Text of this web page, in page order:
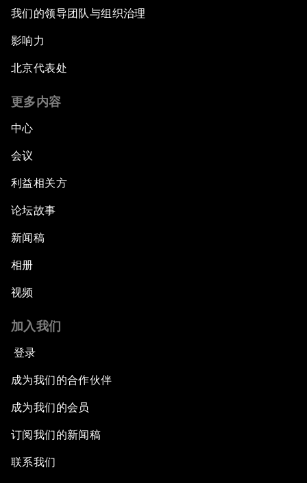
我们的领导团队与组织治理
影响力
北京代表处
更多内容
中心
会议
利益相关方
论坛故事
新闻稿
相册
视频
加入我们
登录
成为我们的合作伙伴
成为我们的会员
订阅我们的新闻稿
联系我们